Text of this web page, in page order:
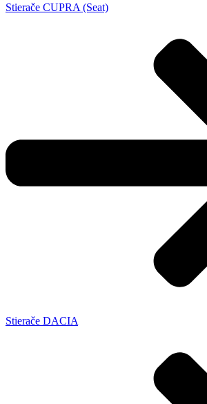
Stierače CUPRA (Seat)
Stierače DACIA